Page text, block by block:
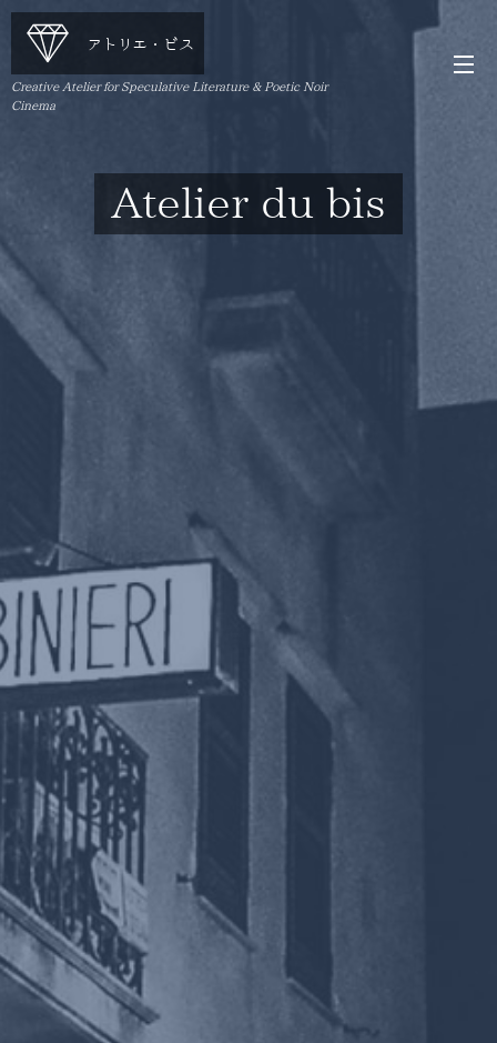
アトリエ・ビス
Creative Atelier for Speculative Literature & Poetic Noir
Cinema
Atelier du bis